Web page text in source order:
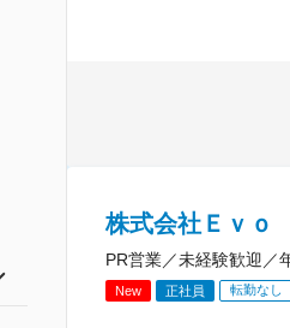
株式会社Ｅｖｏ
PR営業／未経験歓迎／
New 正社員 転勤なし